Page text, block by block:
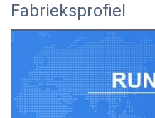
Fabrieksprofiel